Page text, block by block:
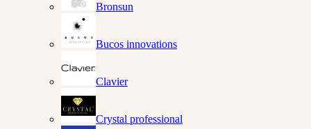
Bronsun
Bucos innovations
Clavier
Crystal professional